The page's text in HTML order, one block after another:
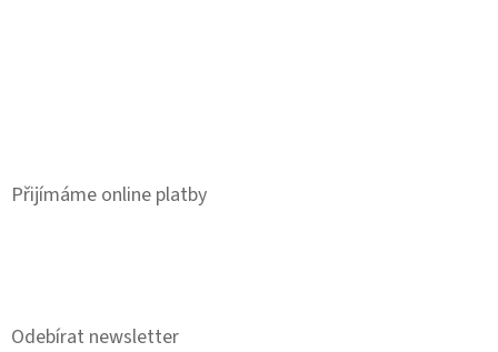
Přijímáme online platby
Odebírat newsletter